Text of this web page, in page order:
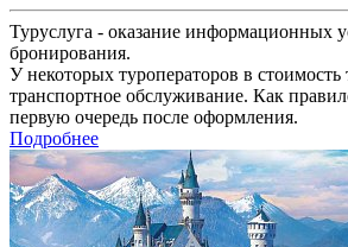
Туруслуга - оказание информационных
бронирования.
У некоторых туроператоров в стоимость
транспортное обслуживание. Как
первую очередь после оформления.
Подробнее